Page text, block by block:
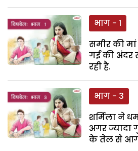
भाग - 1
समीर की
गई की अंदर
रही है.
भाग - 3
शर्मिला ने
अगर ज्यादा
के तेल से आग